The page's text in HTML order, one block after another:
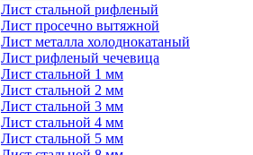
Лист стальной рифленый
Лист просечно вытяжной
Лист металла холоднокатаный
Лист рифленый чечевица
Лист стальной 1 мм
Лист стальной 2 мм
Лист стальной 3 мм
Лист стальной 4 мм
Лист стальной 5 мм